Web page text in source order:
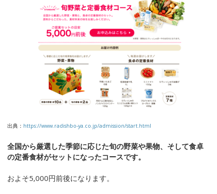
出典： https://www.radishbo-ya.co.jp/admission/start.html
全国から厳選した季節に応じた旬の野菜や果物、そして食卓
の定番食材がセットになったコースです。
およそ5,000円前後になります。